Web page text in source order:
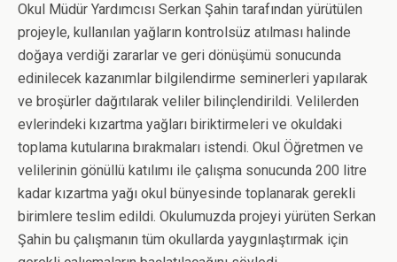
Okul Müdür Yardımcısı Serkan Şahin tarafından yürütülen
projeyle, kullanılan yağların kontrolsüz atılması halinde
doğaya verdiği zararlar ve geri dönüşümü sonucunda
edinilecek kazanımlar bilgilendirme seminerleri yapılarak
ve broşürler dağıtılarak veliler bilinçlendirildi. Velilerden
evlerindeki kızartma yağları biriktirmeleri ve okuldaki
toplama kutularına bırakmaları istendi. Okul Öğretmen ve
velilerinin gönüllü katılımı ile çalışma sonucunda 200 litre
kadar kızartma yağı okul bünyesinde toplanarak gerekli
birimlere teslim edildi. Okulumuzda projeyi yürüten Serkan
Şahin bu çalışmanın tüm okullarda yaygınlaştırmak için